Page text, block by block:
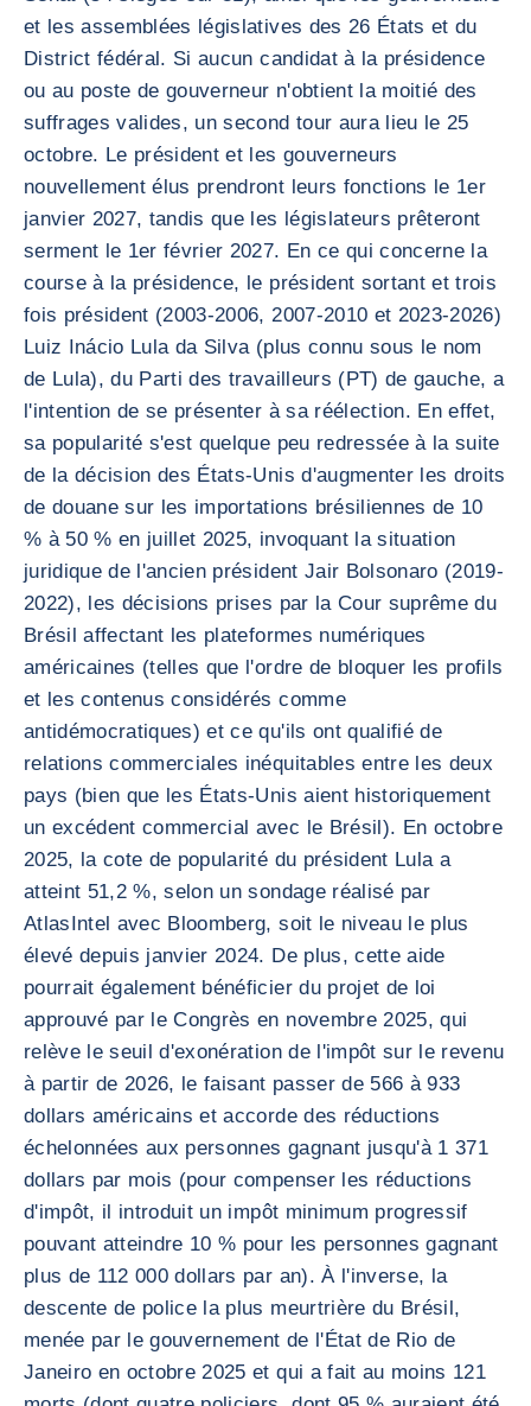
et les assemblées législatives des 26 États et du
District fédéral. Si aucun candidat à la présidence
ou au poste de gouverneur n'obtient la moitié des
suffrages valides, un second tour aura lieu le 25
octobre. Le président et les gouverneurs
nouvellement élus prendront leurs fonctions le 1er
janvier 2027, tandis que les législateurs prêteront
serment le 1er février 2027. En ce qui concerne la
course à la présidence, le président sortant et trois
fois président (2003-2006, 2007-2010 et 2023-2026)
Luiz Inácio Lula da Silva (plus connu sous le nom
de Lula), du Parti des travailleurs (PT) de gauche, a
l'intention de se présenter à sa réélection. En effet,
sa popularité s'est quelque peu redressée à la suite
de la décision des États-Unis d'augmenter les droits
de douane sur les importations brésiliennes de 10
% à 50 % en juillet 2025, invoquant la situation
juridique de l'ancien président Jair Bolsonaro (2019-
2022), les décisions prises par la Cour suprême du
Brésil affectant les plateformes numériques
américaines (telles que l'ordre de bloquer les profils
et les contenus considérés comme
antidémocratiques) et ce qu'ils ont qualifié de
relations commerciales inéquitables entre les deux
pays (bien que les États-Unis aient historiquement
un excédent commercial avec le Brésil). En octobre
2025, la cote de popularité du président Lula a
atteint 51,2 %, selon un sondage réalisé par
AtlasIntel avec Bloomberg, soit le niveau le plus
élevé depuis janvier 2024. De plus, cette aide
pourrait également bénéficier du projet de loi
approuvé par le Congrès en novembre 2025, qui
relève le seuil d'exonération de l'impôt sur le revenu
à partir de 2026, le faisant passer de 566 à 933
dollars américains et accorde des réductions
échelonnées aux personnes gagnant jusqu'à 1 371
dollars par mois (pour compenser les réductions
d'impôt, il introduit un impôt minimum progressif
pouvant atteindre 10 % pour les personnes gagnant
plus de 112 000 dollars par an). À l'inverse, la
descente de police la plus meurtrière du Brésil,
menée par le gouvernement de l'État de Rio de
Janeiro en octobre 2025 et qui a fait au moins 121